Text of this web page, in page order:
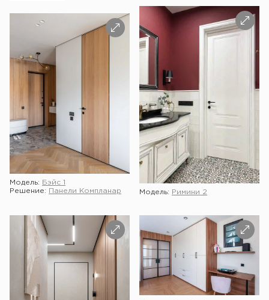
Модель: Римини 2
Модель:
Бэйс 1
Решение:
Панели Компланар